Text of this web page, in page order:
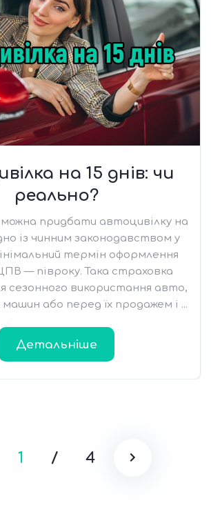
на 15 днів: чи
реально?
можна придбати автоцивілку на
із чинним законодавством у
термін оформлення
— півроку. Така страховка
сезонного використання авто,
або перед їх продажем і ...
Детальніше
1 / 4